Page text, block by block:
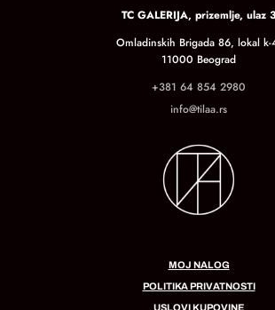
TC GALERIJA, prizemlje, ulaz 3
Omladinskih Brigada 86, lokal k-
11000 Beograd
+381 64 854 2980
info@tilaa.rs
MOJ NALOG
POLITIKA PRIVATNOSTI
USLOVI KUPOVINE